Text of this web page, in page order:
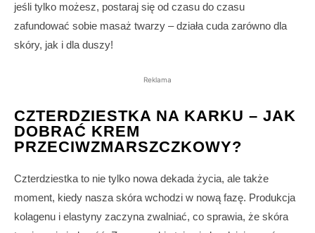
jeśli tylko możesz, postaraj się od czasu do czasu
zafundować sobie masaż twarzy – działa cuda zarówno dla
skóry, jak i dla duszy!
Reklama
CZTERDZIESTKA NA KARKU – JAK
DOBRAĆ KREM
PRZECIWZMARSZCZKOWY?
Czterdziestka to nie tylko nowa dekada życia, ale także
moment, kiedy nasza skóra wchodzi w nową fazę. Produkcja
kolagenu i elastyny zaczyna zwalniać, co sprawia, że skóra